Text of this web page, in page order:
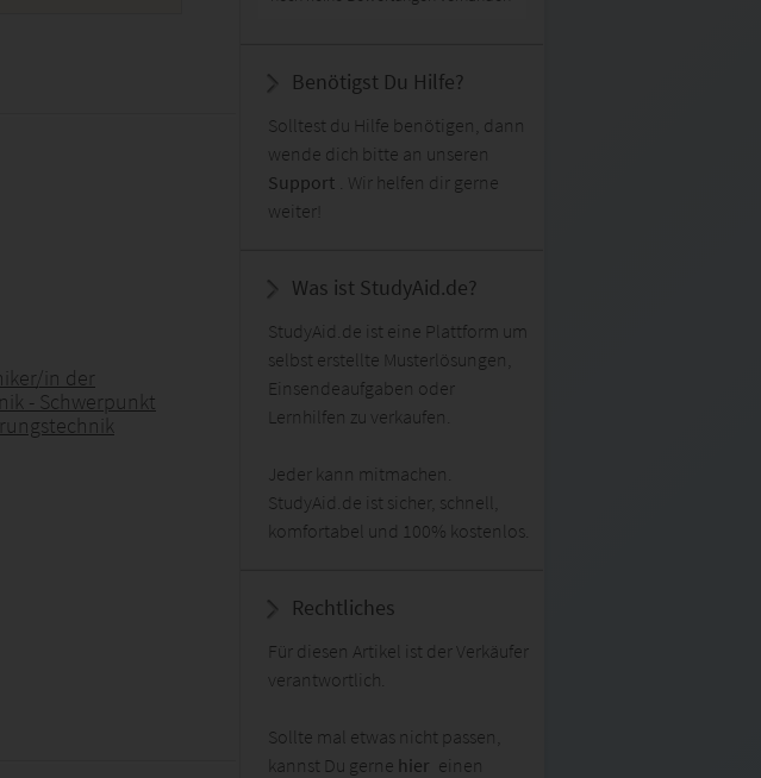
in der
- Schwerpunkt
Benötigst Du Hilfe?
Solltest du Hilfe benötigen, dann
wende dich bitte an unseren
Support . Wir helfen dir gerne
weiter!
Was ist StudyAid.de?
StudyAid.de ist eine Plattform um
selbst erstellte Musterlösungen,
Einsendeaufgaben oder
Lernhilfen zu verkaufen.
Jeder kann mitmachen.
StudyAid.de ist sicher, schnell,
komfortabel und 100% kostenlos.
Rechtliches
Für diesen Artikel ist der Verkäufer
verantwortlich.
Sollte mal etwas nicht passen,
kannst Du gerne hier einen